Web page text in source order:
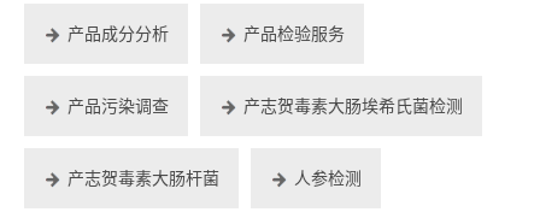
产品成分分析 产品检验服务
产品污染调查 产志贺毒素大肠埃希氏菌检测
产志贺毒素大肠杆菌 人参检测